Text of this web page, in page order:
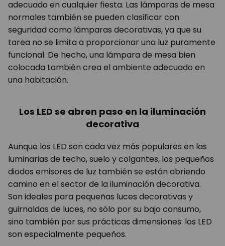
adecuado en cualquier fiesta. Las lámparas de mesa
normales también se pueden clasificar con
seguridad como lámparas decorativas, ya que su
tarea no se limita a proporcionar una luz puramente
funcional. De hecho, una lámpara de mesa bien
colocada también crea el ambiente adecuado en
una habitación.
Los LED se abren paso en la iluminación
decorativa
Aunque los LED son cada vez más populares en las
luminarias de techo, suelo y colgantes, los pequeños
diodos emisores de luz también se están abriendo
camino en el sector de la iluminación decorativa.
Son ideales para pequeñas luces decorativas y
guirnaldas de luces, no sólo por su bajo consumo,
sino también por sus prácticas dimensiones: los LED
son especialmente pequeños.